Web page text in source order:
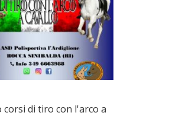
10/2023 al
corsi di tiro con l'arco a